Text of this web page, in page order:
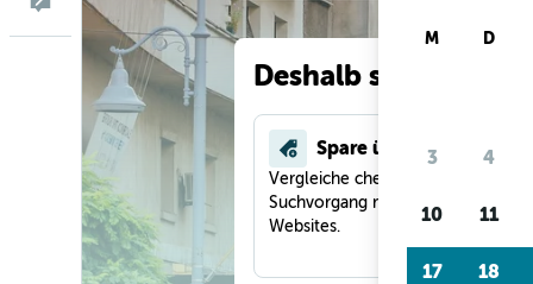
Deshalb suchen
Spare über 40 %
Vergleiche checkfelix in einem
Suchvorgang mit anderen Reise-
Websites.
M D
3 4
10 11
17 18